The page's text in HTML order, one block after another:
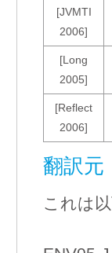
[JVMTI
2006]
[Long
2005]
[Reflect
2006]
翻訳元
これは